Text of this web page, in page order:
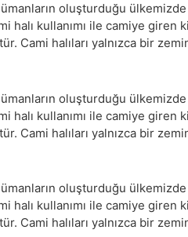
oluşturduğu
halı kullanımı ile camiye
Cami halıları yalnızca bir
oluşturduğu
halı kullanımı ile camiye
Cami halıları yalnızca bir
oluşturduğu
halı kullanımı ile camiye
Cami halıları yalnızca bir